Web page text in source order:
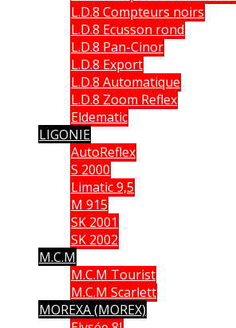
L.D.8 Compteurs noirs
L.D.8 Ecusson rond
L.D.8 Pan-Cinor
L.D.8 Export
L.D.8 Automatique
L.D.8 Zoom Reflex
Eldematic
LIGONIE
AutoReflex
S 2000
Limatic 9,5
M 915
SK 2001
SK 2002
M.C.M
M.C.M Tourist
M.C.M Scarlett
MOREXA (MOREX)